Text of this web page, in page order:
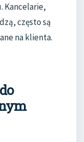
Kancelarie,
często są
na klienta.